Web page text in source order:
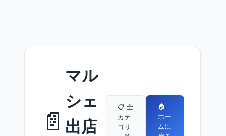
📄
マル
シェ
出店
📋 全
カテ
ゴリ
🏠
ホー
ムに